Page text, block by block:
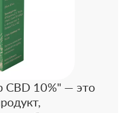
CBD 10%" — это